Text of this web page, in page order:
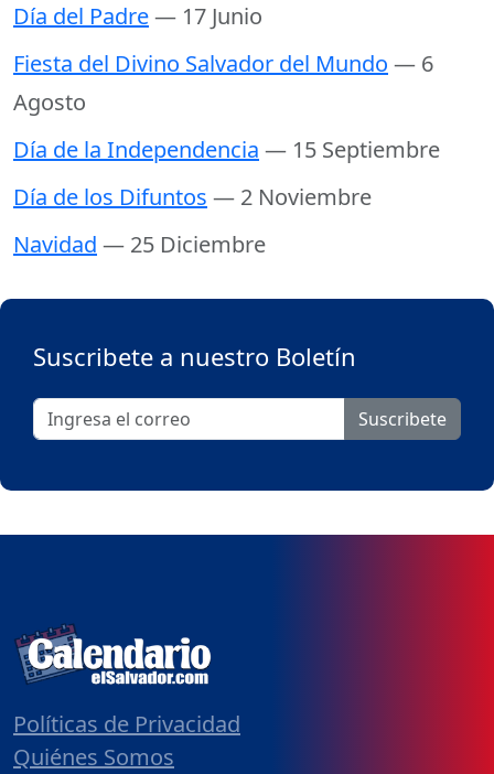
Día del Padre— 17 Junio
Fiesta del Divino Salvador del Mundo — 6
Agosto
Día de la Independencia — 15 Septiembre
Día de los Difuntos — 2 Noviembre
Navidad — 25 Diciembre
Suscribete a nuestro Boletín
Suscribete
Políticas de Privacidad
Quiénes Somos